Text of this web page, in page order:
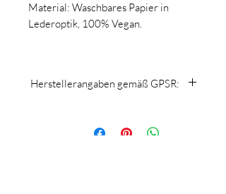
Material: Waschbares Papier in
Lederoptik, 100% Vegan.
Herstellerangaben gemäß GPSR:
Schönherrgasse 13, 2620 Neunkirchen